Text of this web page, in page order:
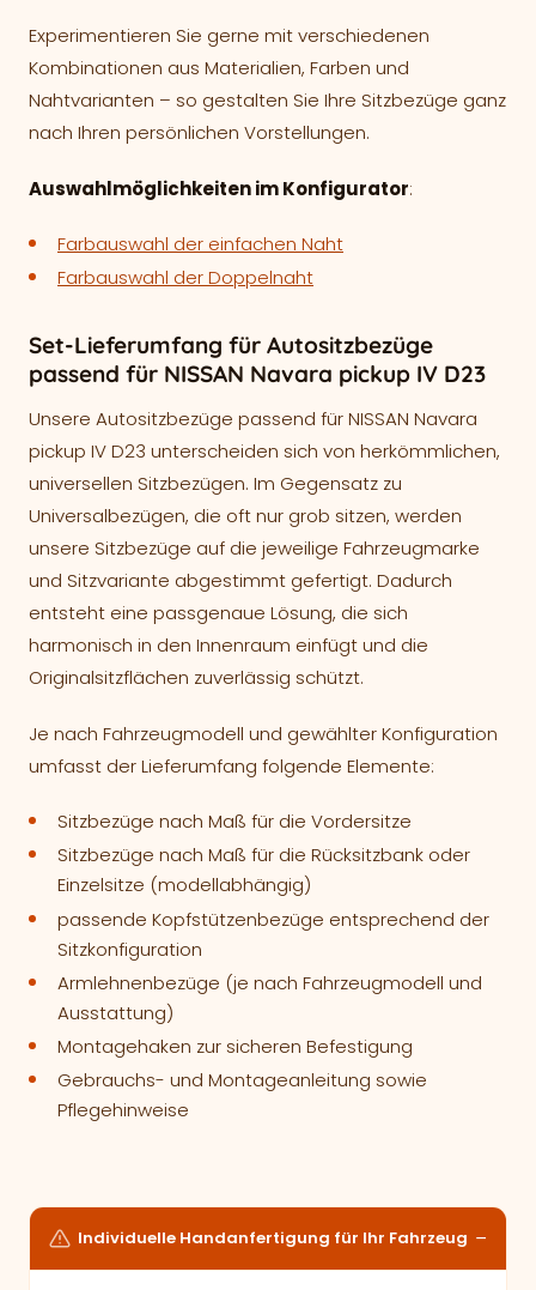
Experimentieren Sie gerne mit verschiedenen
Kombinationen aus Materialien, Farben und
Nahtvarianten – so gestalten Sie Ihre Sitzbezüge ganz
nach Ihren persönlichen Vorstellungen.
Auswahlmöglichkeiten im Konfigurator:
Farbauswahl der einfachen Naht
Farbauswahl der Doppelnaht
Set-Lieferumfang für Autositzbezüge
passend für NISSAN Navara pickup IV D23
Unsere Autositzbezüge passend für NISSAN Navara
pickup IV D23 unterscheiden sich von herkömmlichen,
universellen Sitzbezügen. Im Gegensatz zu
Universalbezügen, die oft nur grob sitzen, werden
unsere Sitzbezüge auf die jeweilige Fahrzeugmarke
und Sitzvariante abgestimmt gefertigt. Dadurch
entsteht eine passgenaue Lösung, die sich
harmonisch in den Innenraum einfügt und die
Originalsitzflächen zuverlässig schützt.
Je nach Fahrzeugmodell und gewählter Konfiguration
umfasst der Lieferumfang folgende Elemente:
Sitzbezüge nach Maß für die Vordersitze
Sitzbezüge nach Maß für die Rücksitzbank oder
Einzelsitze (modellabhängig)
passende Kopfstützenbezüge entsprechend der
Sitzkonfiguration
Armlehnenbezüge (je nach Fahrzeugmodell und
Ausstattung)
Montagehaken zur sicheren Befestigung
Gebrauchs- und Montageanleitung sowie
Pflegehinweise
Individuelle Handanfertigung für Ihr Fahrzeug